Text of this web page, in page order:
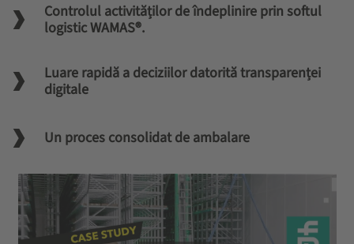
Controlul activităților de îndeplinire prin softul
logistic WAMAS®.
Luare rapidă a deciziilor datorită transparenței
digitale
Un proces consolidat de ambalare